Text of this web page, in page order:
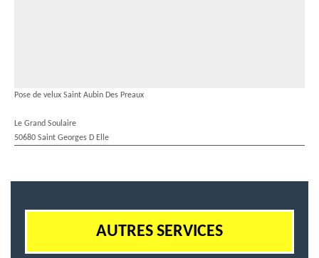
Pose de velux Saint Aubin Des Preaux
Le Grand Soulaire
50680 Saint Georges D Elle
AUTRES SERVICES